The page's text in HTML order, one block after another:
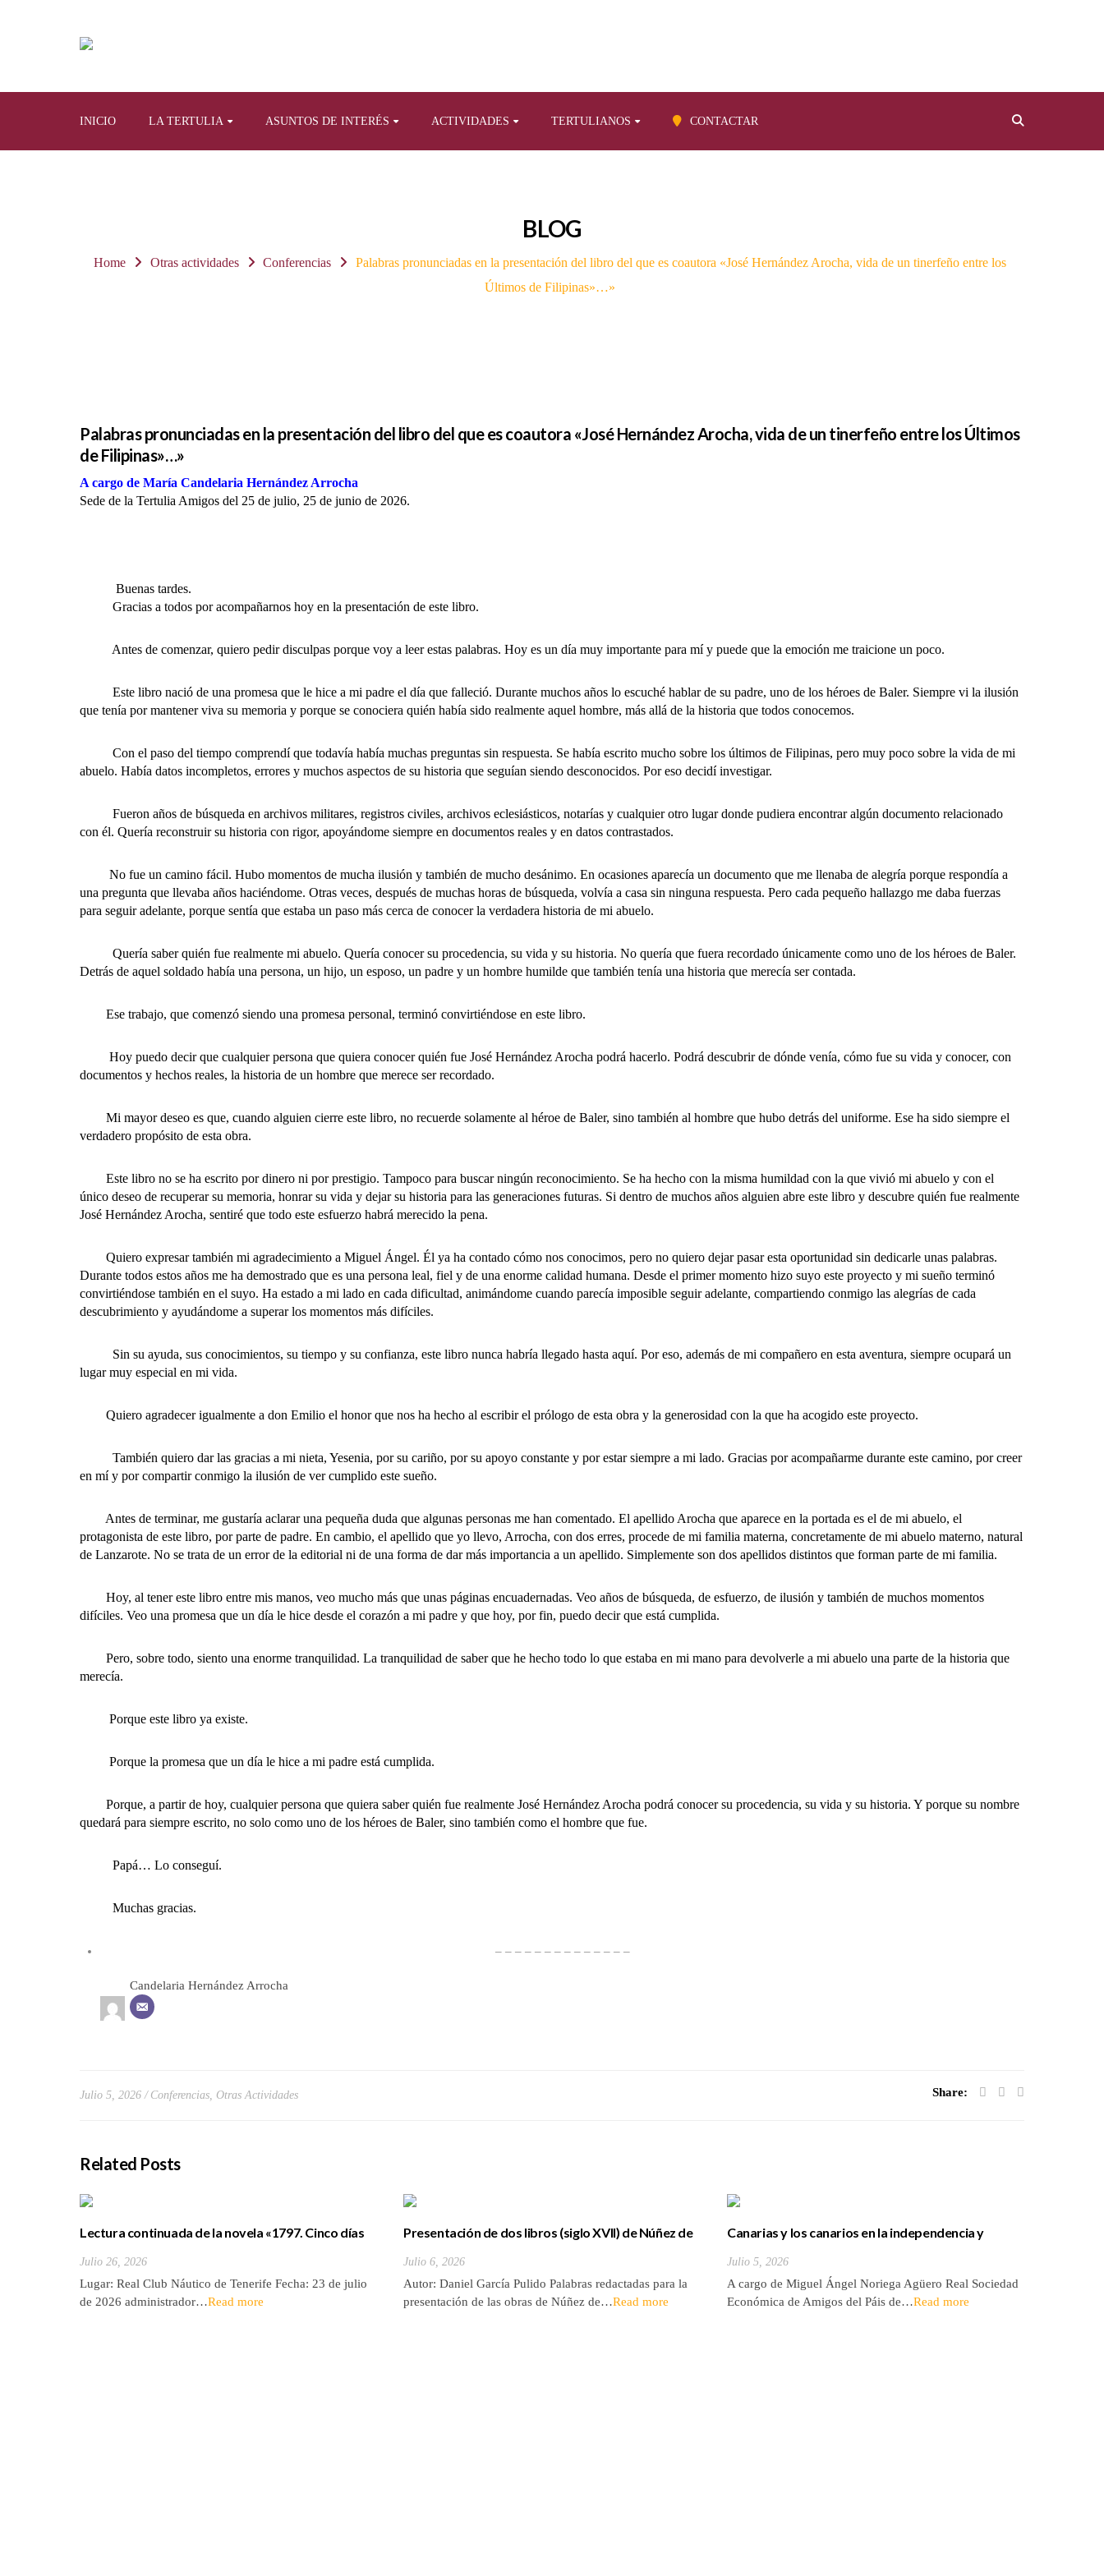
INICIO LA TERTULIA ASUNTOS DE INTERÉS ACTIVIDADES TERTULIANOS CONTACTAR
BLOG
Home Otras actividades Conferencias
Palabras pronunciadas en la presentación del libro del que es coautora «José Hernández Arocha, vida de un tinerfeño entre los
Últimos de Filipinas»…»
Palabras pronunciadas en la presentación del libro del que es coautora «José Hernández Arocha, vida de un tinerfeño entre los Últimos
de Filipinas»…»
A cargo de María Candelaria Hernández Arrocha
Sede de la Tertulia Amigos del 25 de julio, 25 de junio de 2026.
Buenas tardes.
Gracias a todos por acompañarnos hoy en la presentación de este libro.
Antes de comenzar, quiero pedir disculpas porque voy a leer estas palabras. Hoy es un día muy importante para mí y puede que la emoción me traicione un poco.
Este libro nació de una promesa que le hice a mi padre el día que falleció. Durante muchos años lo escuché hablar de su padre, uno de los héroes de Baler. Siempre vi la ilusión
que tenía por mantener viva su memoria y porque se conociera quién había sido realmente aquel hombre, más allá de la historia que todos conocemos.
Con el paso del tiempo comprendí que todavía había muchas preguntas sin respuesta. Se había escrito mucho sobre los últimos de Filipinas, pero muy poco sobre la vida de mi
abuelo. Había datos incompletos, errores y muchos aspectos de su historia que seguían siendo desconocidos. Por eso decidí investigar.
Fueron años de búsqueda en archivos militares, registros civiles, archivos eclesiásticos, notarías y cualquier otro lugar donde pudiera encontrar algún documento relacionado
con él. Quería reconstruir su historia con rigor, apoyándome siempre en documentos reales y en datos contrastados.
No fue un camino fácil. Hubo momentos de mucha ilusión y también de mucho desánimo. En ocasiones aparecía un documento que me llenaba de alegría porque respondía a
una pregunta que llevaba años haciéndome. Otras veces, después de muchas horas de búsqueda, volvía a casa sin ninguna respuesta. Pero cada pequeño hallazgo me daba fuerzas
para seguir adelante, porque sentía que estaba un paso más cerca de conocer la verdadera historia de mi abuelo.
Quería saber quién fue realmente mi abuelo. Quería conocer su procedencia, su vida y su historia. No quería que fuera recordado únicamente como uno de los héroes de Baler.
Detrás de aquel soldado había una persona, un hijo, un esposo, un padre y un hombre humilde que también tenía una historia que merecía ser contada.
Ese trabajo, que comenzó siendo una promesa personal, terminó convirtiéndose en este libro.
Hoy puedo decir que cualquier persona que quiera conocer quién fue José Hernández Arocha podrá hacerlo. Podrá descubrir de dónde venía, cómo fue su vida y conocer, con
documentos y hechos reales, la historia de un hombre que merece ser recordado.
Mi mayor deseo es que, cuando alguien cierre este libro, no recuerde solamente al héroe de Baler, sino también al hombre que hubo detrás del uniforme. Ese ha sido siempre el
verdadero propósito de esta obra.
Este libro no se ha escrito por dinero ni por prestigio. Tampoco para buscar ningún reconocimiento. Se ha hecho con la misma humildad con la que vivió mi abuelo y con el
único deseo de recuperar su memoria, honrar su vida y dejar su historia para las generaciones futuras. Si dentro de muchos años alguien abre este libro y descubre quién fue realmente
José Hernández Arocha, sentiré que todo este esfuerzo habrá merecido la pena.
Quiero expresar también mi agradecimiento a Miguel Ángel. Él ya ha contado cómo nos conocimos, pero no quiero dejar pasar esta oportunidad sin dedicarle unas palabras.
Durante todos estos años me ha demostrado que es una persona leal, fiel y de una enorme calidad humana. Desde el primer momento hizo suyo este proyecto y mi sueño terminó
convirtiéndose también en el suyo. Ha estado a mi lado en cada dificultad, animándome cuando parecía imposible seguir adelante, compartiendo conmigo las alegrías de cada
descubrimiento y ayudándome a superar los momentos más difíciles.
Sin su ayuda, sus conocimientos, su tiempo y su confianza, este libro nunca habría llegado hasta aquí. Por eso, además de mi compañero en esta aventura, siempre ocupará un
lugar muy especial en mi vida.
Quiero agradecer igualmente a don Emilio el honor que nos ha hecho al escribir el prólogo de esta obra y la generosidad con la que ha acogido este proyecto.
También quiero dar las gracias a mi nieta, Yesenia, por su cariño, por su apoyo constante y por estar siempre a mi lado. Gracias por acompañarme durante este camino, por creer
en mí y por compartir conmigo la ilusión de ver cumplido este sueño.
Antes de terminar, me gustaría aclarar una pequeña duda que algunas personas me han comentado. El apellido Arocha que aparece en la portada es el de mi abuelo, el
protagonista de este libro, por parte de padre. En cambio, el apellido que yo llevo, Arrocha, con dos erres, procede de mi familia materna, concretamente de mi abuelo materno, natural
de Lanzarote. No se trata de un error de la editorial ni de una forma de dar más importancia a un apellido. Simplemente son dos apellidos distintos que forman parte de mi familia.
Hoy, al tener este libro entre mis manos, veo mucho más que unas páginas encuadernadas. Veo años de búsqueda, de esfuerzo, de ilusión y también de muchos momentos
difíciles. Veo una promesa que un día le hice desde el corazón a mi padre y que hoy, por fin, puedo decir que está cumplida.
Pero, sobre todo, siento una enorme tranquilidad. La tranquilidad de saber que he hecho todo lo que estaba en mi mano para devolverle a mi abuelo una parte de la historia que
merecía.
Porque este libro ya existe.
Porque la promesa que un día le hice a mi padre está cumplida.
Porque, a partir de hoy, cualquier persona que quiera saber quién fue realmente José Hernández Arocha podrá conocer su procedencia, su vida y su historia. Y porque su nombre
quedará para siempre escrito, no solo como uno de los héroes de Baler, sino también como el hombre que fue.
Papá… Lo conseguí.
Muchas gracias.
– – – – – – – – – – – – – –
Candelaria Hernández Arrocha
Julio 5, 2026 Conferencias Otras Actividades Share:
Related Posts
Lectura continuada de la novela «1797. Cinco días
Julio 26, 2026
Lugar: Real Club Náutico de Tenerife Fecha: 23 de julio
de 2026 administrador…Read more
Presentación de dos libros (siglo XVII) de Núñez de
Islas Canarias
Julio 6, 2026
Autor: Daniel García Pulido Palabras redactadas para la
presentación de las obras de Núñez de…Read more
Canarias y los canarios en la independencia y
Julio 5, 2026
A cargo de Miguel Ángel Noriega Agüero Real Sociedad
Económica de Amigos del Páis de…Read more